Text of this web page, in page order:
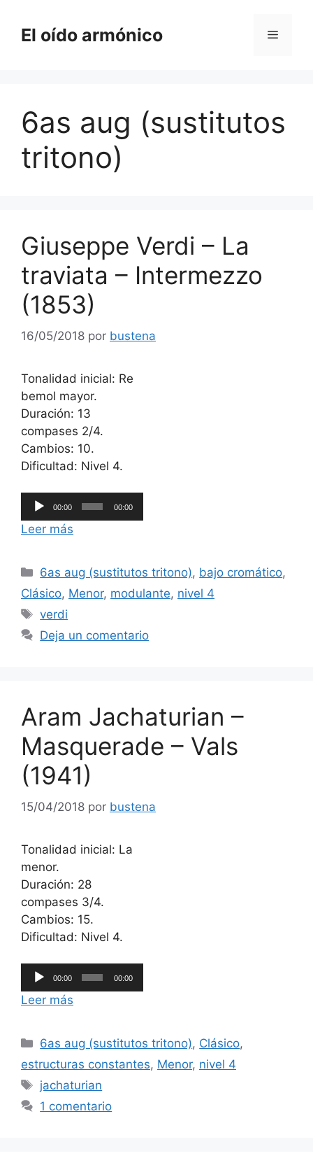
contenido
El oído armónico Menú
6as aug (sustitutos
tritono)
Giuseppe Verdi – La
traviata – Intermezzo
(1853)
16/05/2018 por bustena
Tonalidad inicial: Re
bemol mayor.
Duración: 13
compases 2/4.
Cambios: 10.
Dificultad: Nivel 4.
Reproductor
de
audio
00:00 00:00
Leer más
Categorías
6as aug (sustitutos tritono), bajo cromático,
Clásico, Menor, modulante, nivel 4
Etiquetas
verdi
Deja un comentario
Aram Jachaturian –
Masquerade – Vals
(1941)
15/04/2018 por bustena
Tonalidad inicial: La
menor.
Duración: 28
compases 3/4.
Cambios: 15.
Dificultad: Nivel 4.
Reproductor
de
audio
00:00 00:00
Leer más
Categorías
6as aug (sustitutos tritono), Clásico,
estructuras constantes, Menor, nivel 4
Etiquetas
jachaturian
1 comentario